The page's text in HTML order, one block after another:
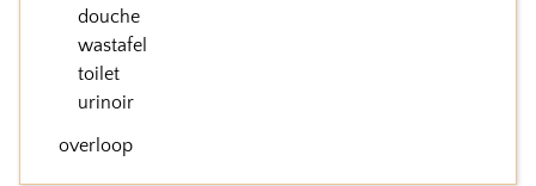
douche
wastafel
toilet
urinoir
overloop